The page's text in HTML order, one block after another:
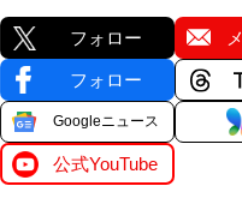
フォロー
フォロー
Googleニュース
公式YouTube